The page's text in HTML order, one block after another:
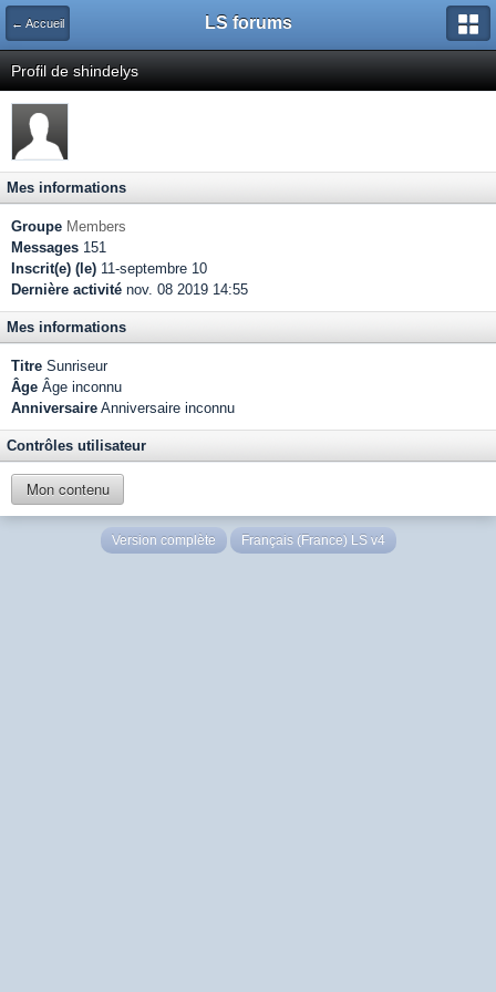
← Accueil LS forums
Profil de shindelys
Mes informations
Groupe Members
Messages 151
Inscrit(e) (le) 11-septembre 10
Dernière activité nov. 08 2019 14:55
Mes informations
Titre Sunriseur
Âge Âge inconnu
Anniversaire Anniversaire inconnu
Contrôles utilisateur
Mon contenu
Version complète Français (France) LS v4